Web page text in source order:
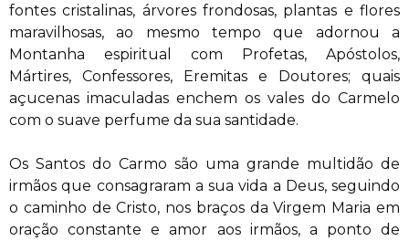
fontes cristalinas, árvores frondosas, plantas e flores
maravilhosas, ao mesmo tempo que adornou a
Montanha espiritual com Profetas, Apóstolos,
Mártires, Confessores, Eremitas e Doutores; quais
açucenas imaculadas enchem os vales do Carmelo
com o suave perfume da sua santidade.
Os Santos do Carmo são uma grande multidão de
irmãos que consagraram a sua vida a Deus, seguindo
o caminho de Cristo, nos braços da Virgem Maria em
oração constante e amor aos irmãos, a ponto de